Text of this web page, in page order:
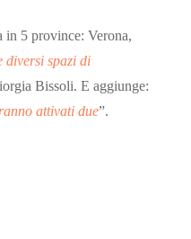
in 5 province: Verona,
diversi spazi di
Bissoli. E aggiunge:
attivati due”.